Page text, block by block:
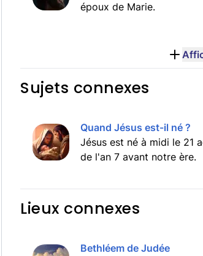
époux de Marie.
Sujets connexes
Quand Jésus est-il né ?
Jésus est né à midi le 21
de l'an 7 avant notre ère.
Lieux connexes
Bethléem de Judée